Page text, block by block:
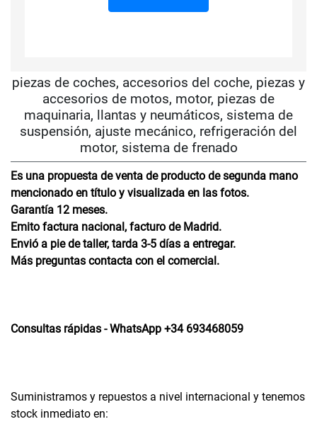
piezas de coches, accesorios del coche, piezas y
accesorios de motos, motor, piezas de
maquinaria, llantas y neumáticos, sistema de
suspensión, ajuste mecánico, refrigeración del
motor, sistema de frenado
Es una propuesta de venta de producto de segunda mano
mencionado en título y visualizada en las fotos.
Garantía 12 meses.
Emito factura nacional, facturo de Madrid.
Envió a pie de taller, tarda 3-5 días a entregar.
Más preguntas contacta con el comercial.
Consultas rápidas - WhatsApp +34 693468059
Suministramos y repuestos a nivel internacional y tenemos
stock inmediato en: